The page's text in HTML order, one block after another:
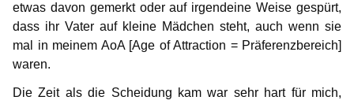
Karamello
Johann
etwas davon gemerkt oder auf irgendeine Weise gespürt,
dass ihr Vater auf kleine Mädchen steht, auch wenn sie
mal in meinem AoA [Age of Attraction = Präferenzbereich]
waren.
Die Zeit als die Scheidung kam war sehr hart für mich,